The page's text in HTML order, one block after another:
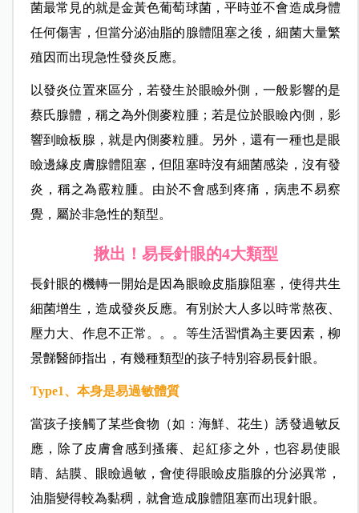
菌最常見的就是金黃色葡萄球菌，平時並不會造成身體
任何傷害，但當分泌油脂的腺體阻塞之後，細菌大量繁
殖因而出現急性發炎反應。
以發炎位置來區分，若發生於眼瞼外側，一般影響的是
蔡氏腺體，稱之為外側麥粒腫；若是位於眼瞼內側，影
響到瞼板腺，就是內側麥粒腫。另外，還有一種也是眼
瞼邊緣皮膚腺體阻塞，但阻塞時沒有細菌感染，沒有發
炎，稱之為霰粒腫。由於不會感到疼痛，病患不易察
覺，屬於非急性的類型。
揪出！易長針眼的4大類型
長針眼的機轉一開始是因為眼瞼皮脂腺阻塞，使得共生
細菌增生，造成發炎反應。有別於大人多以時常熬夜、
壓力大、作息不正常。。。等生活習慣為主要因素，柳
景豑醫師指出，有幾種類型的孩子特別容易長針眼。
Type1、本身是易過敏體質
當孩子接觸了某些食物（如：海鮮、花生）誘發過敏反
應，除了皮膚會感到搔癢、起紅疹之外，也容易使眼
睛、結膜、眼瞼過敏，會使得眼瞼皮脂腺的分泌異常，
油脂變得較為黏稠，就會造成腺體阻塞而出現針眼。